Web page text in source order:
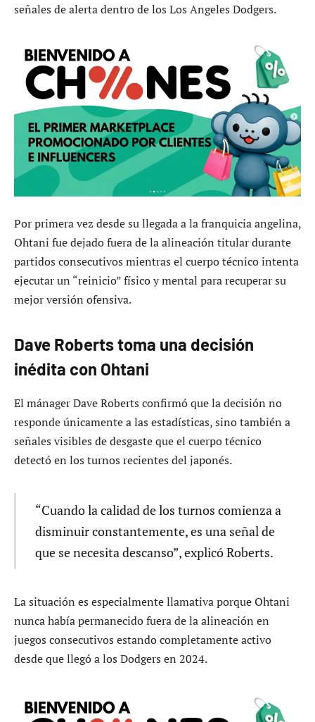
señales de alerta dentro de los Los Angeles Dodgers.
Por primera vez desde su llegada a la franquicia angelina,
Ohtani fue dejado fuera de la alineación titular durante
partidos consecutivos mientras el cuerpo técnico intenta
ejecutar un “reinicio” físico y mental para recuperar su
mejor versión ofensiva.
Dave Roberts toma una decisión
inédita con Ohtani
El mánager Dave Roberts confirmó que la decisión no
responde únicamente a las estadísticas, sino también a
señales visibles de desgaste que el cuerpo técnico
detectó en los turnos recientes del japonés.
“Cuando la calidad de los turnos comienza a
disminuir constantemente, es una señal de
que se necesita descanso”, explicó Roberts.
La situación es especialmente llamativa porque Ohtani
nunca había permanecido fuera de la alineación en
juegos consecutivos estando completamente activo
desde que llegó a los Dodgers en 2024.